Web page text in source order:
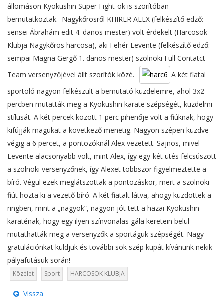
állomáson Kyokushin Super Fight-ok is szorítóban
bemutatkoztak. Nagykőrösről KHIRER ALEX (felkészítő edző:
sensei Ábrahám edit 4. danos mester) volt érdekelt (Harcosok
Klubja Nagykőrös harcosa), aki Fehér Levente (felkészítő edző:
sempai Magna Gergő 1. danos mester) szolnoki Full Contatct
Team versenyzőjével állt szorítók közé.
A két fiatal
sportoló nagyon felkészült a bemutató küzdelemre, ahol 3x2
percben mutatták meg a Kyokushin karate szépségét, küzdelmi
stílusát. A két percek között 1 perc pihenője volt a fiúknak, hogy
kifújják magukat a következő menetig. Nagyon szépen küzdve
végig a 6 percet, a pontozóknál Alex vezetett. Sajnos, mivel
Levente alacsonyabb volt, mint Alex, így egy-két ütés felcsúszott
a szolnoki versenyzőnek, így Alexet többször figyelmeztette a
bíró. Végül ezek meglátszottak a pontozáskor, mert a szolnoki
fiút hozta ki a vezető bíró. A két fiatalt látva, ahogy küzdöttek a
ringben, mint a „nagyok”, nagyon jót tett a hazai Kyokushin
karaténak, hogy egy ilyen színvonalas gála keretein belül
mutathatták meg a versenyzők a sportáguk szépségét. Nagy
gratulációnkat küldjük és további sok szép kupát kívánunk nekik
pályafutásuk során!
Közélet Sport HARCOSOK KLUBJA
Vissza